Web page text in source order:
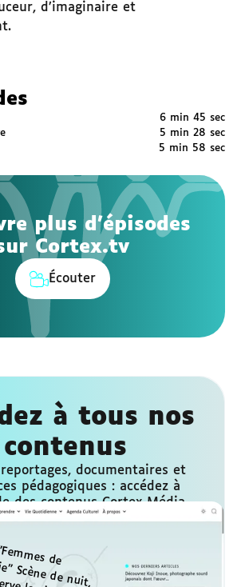
d’imaginaire et
6 min 45 sec
5 min 28 sec
5 min 58 sec
plus d'épisodes
Cortex.tv
Écouter
à tous nos
contenus
documentaires et
pédagogiques : accédez à
des contenus Cortex Média,
être accessibles à tous, sous-
aux personnes sourdes et
malentendantes.
S'abonner